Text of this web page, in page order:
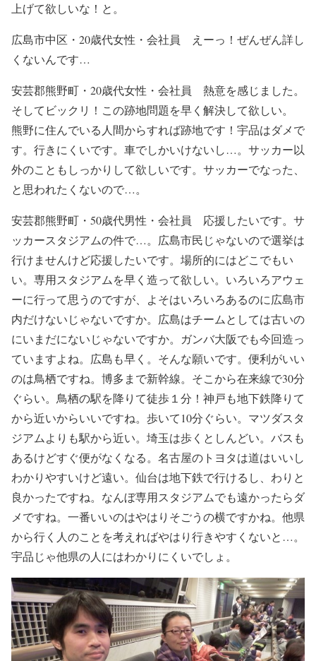
上げて欲しいな！と。
広島市中区・20歳代女性・会社員 えーっ！ぜんぜん詳し
くないんです…
安芸郡熊野町・20歳代女性・会社員 熱意を感じました。
そしてビックリ！この跡地問題を早く解決して欲しい。
熊野に住んでいる人間からすれば跡地です！宇品はダメで
す。行きにくいです。車でしかいけないし…。サッカー以
外のこともしっかりして欲しいです。サッカーでなった、
と思われたくないので…。
安芸郡熊野町・50歳代男性・会社員 応援したいです。サ
ッカースタジアムの件で…。広島市民じゃないので選挙は
行けませんけど応援したいです。場所的にはどこでもい
い。専用スタジアムを早く造って欲しい。いろいろアウェ
ーに行って思うのですが、よそはいろいろあるのに広島市
内だけないじゃないですか。広島はチームとしては古いの
にいまだにないじゃないですか。ガンバ大阪でも今回造っ
ていますよね。広島も早く。そんな願いです。便利がいい
のは鳥栖ですね。博多まで新幹線。そこから在来線で30分
ぐらい。鳥栖の駅を降りて徒歩１分！神戸も地下鉄降りて
から近いからいいですね。歩いて10分ぐらい。マツダスタ
ジアムよりも駅から近い。埼玉は歩くとしんどい。バスも
あるけどすぐ便がなくなる。名古屋のトヨタは道はいいし
わかりやすいけど遠い。仙台は地下鉄で行けるし、わりと
良かったですね。なんぼ専用スタジアムでも遠かったらダ
メですね。一番いいのはやはりそごうの横ですかね。他県
から行く人のことを考えればやはり行きやすくないと…。
宇品じゃ他県の人にはわかりにくいでしょ。